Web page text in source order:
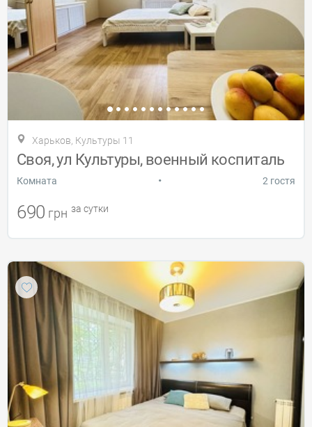
Харьков, Культуры 11
Своя, ул Культуры, военный коспиталь
Комната • 2 гостя
690 грн за сутки